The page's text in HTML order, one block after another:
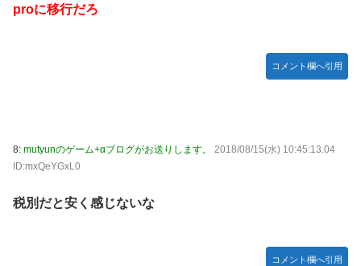
proに移行だろ
コメント欄へ引用
8: mutyunのゲーム+αブログがお送りします。
2018/08/15(水) 10:45:13.04
ID:mxQeYGxL0
税別だと安く感じないな
コメント欄へ引用